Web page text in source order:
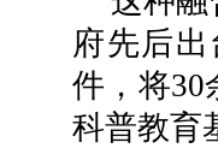
府先后
件，将30
科普教育